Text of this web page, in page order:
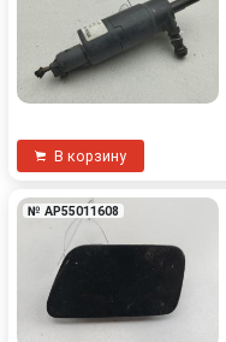
В корзину
№ AP55011608